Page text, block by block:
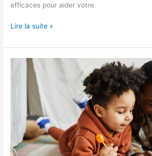
efficaces pour aider votre
Lire la suite »
Doit-
passé
devant
écrans